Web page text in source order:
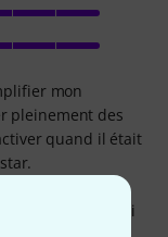
mon
pleinement des
quand il était
pied. Trois
bonheur ! Merci